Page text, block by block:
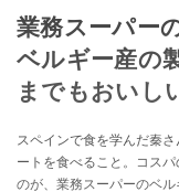
業務スーパー
ベルギー産の
までもおいし
スペインで食を学んだ秦
ートを食べること。コス
のが、業務スーパーのベ